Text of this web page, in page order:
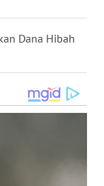
Dana Hibah